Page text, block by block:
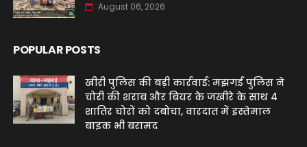
August 06, 2026
POPULAR POSTS
खीरी पुलिस की बड़ी कार्रवाई: मझगई पुलिस ने
चोरी की शराब और बियर के जखीरे के साथ 4
शातिर चोरों को दबोचा, वारदात में इस्तेमाल
बाइक भी बरामद